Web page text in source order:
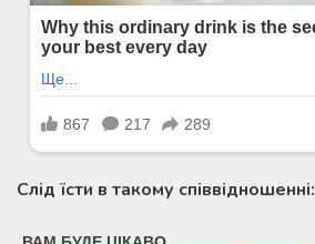
Слід їсти в такому співвідношенні: